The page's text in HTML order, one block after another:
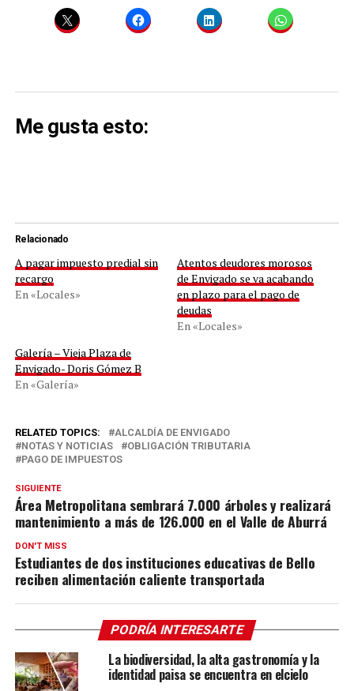
Me gusta esto:
Relacionado
A pagar impuesto predial sin
recargo
En «Locales»
Atentos deudores morosos
de Envigado se va acabando
en plazo para el pago de
deudas
En «Locales»
Galería – Vieja Plaza de
Envigado- Doris Gómez B
En «Galería»
RELATED TOPICS:
ALCALDÍA DE ENVIGADO
NOTAS Y NOTICIAS
OBLIGACIÓN TRIBUTARIA
PAGO DE IMPUESTOS
SIGUIENTE
Área Metropolitana sembrará 7.000 árboles y realizará
mantenimiento a más de 126.000 en el Valle de Aburrá
DON'T MISS
Estudiantes de dos instituciones educativas de Bello
reciben alimentación caliente transportada
PODRÍA INTERESARTE
La biodiversidad, la alta gastronomía y la
identidad paisa se encuentra en elcielo